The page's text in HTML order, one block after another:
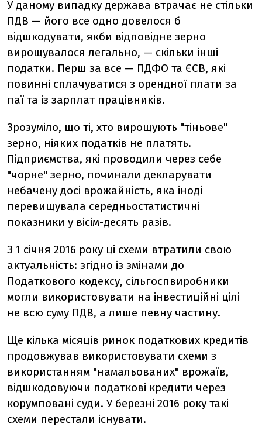
У даному випадку держава втрачає не стільки
ПДВ — його все одно довелося б
відшкодувати, якби відповідне зерно
вирощувалося легально, — скільки інші
податки. Перш за все — ПДФО та ЄСВ, які
повинні сплачуватися з орендної плати за
паї та із зарплат працівників.
Зрозуміло, що ті, хто вирощують "тіньове"
зерно, ніяких податків не платять.
Підприємства, які проводили через себе
"чорне" зерно, починали декларувати
небачену досі врожайність, яка іноді
перевищувала середньостатистичні
показники у вісім-десять разів.
З 1 січня 2016 року ці схеми втратили свою
актуальність: згідно із змінами до
Податкового кодексу, сільгоспвиробники
могли використовувати на інвестиційні цілі
не всю суму ПДВ, а лише певну частину.
Ще кілька місяців ринок податкових кредитів
продовжував використовувати схеми з
використанням "намальованих" врожаїв,
відшкодовуючи податкові кредити через
корумповані суди. У березні 2016 року такі
схеми перестали існувати.